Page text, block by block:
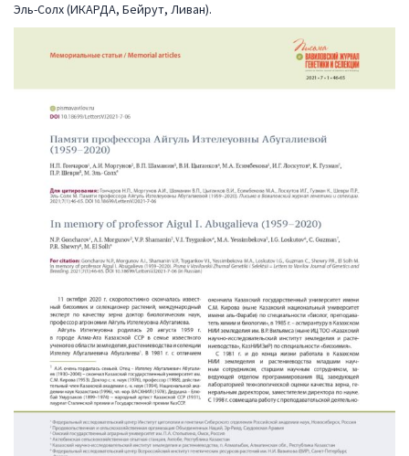
Эль-Солх (ИКАРДА, Бейрут, Ливан).